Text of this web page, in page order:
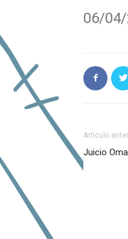
06/
Artículo
Juicio